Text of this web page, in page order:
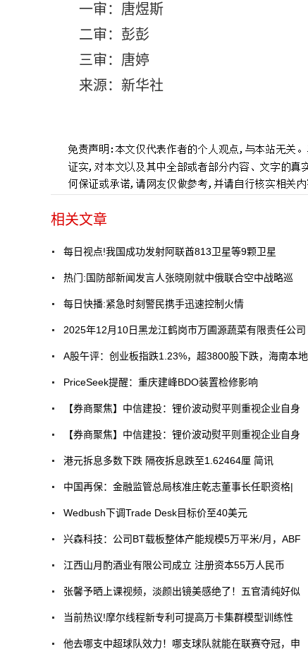
一审：唐煜斯
二审：彭彭
三审：唐婷
来源：新华社
相关文章
每日视点!我国成功发射阿联酋813卫星等9颗卫星
热门:国防部新闻发言人张晓刚就中俄联合空中战略巡
每日快播:紧急时刻警民携手迅速控制火情
2025年12月10日黑龙江鹤岗市万圃源蔬菜有限责任公司
A股午评：创业板指跌1.23%，超3800股下跌，海南本地
PriceSeek提醒：重庆建峰BDO装置检修影响
【券商聚焦】中信建投：锂价波动熨平则重视企业自身
【券商聚焦】中信建投：锂价波动熨平则重视企业自身
港元拆息多数下跌 隔夜拆息跌至1.62464厘 简讯
中国再保：金融监管总局核准庄乾志董事长任职资格|
Wedbush下调Trade Desk目标价至40美元
兴森科技：公司BT载板整体产能规模5万平米/月，ABF
江西山月酌酒业有限公司成立 注册资本55万人民币
张馨予晒上课视频，淡颜出镜美感绝了！五官清纯好似
当前热议!摩尔线程新专利可提高万卡集群模型训练性
他去哪支中超球队效力！哪支球队就能在联赛夺冠，申